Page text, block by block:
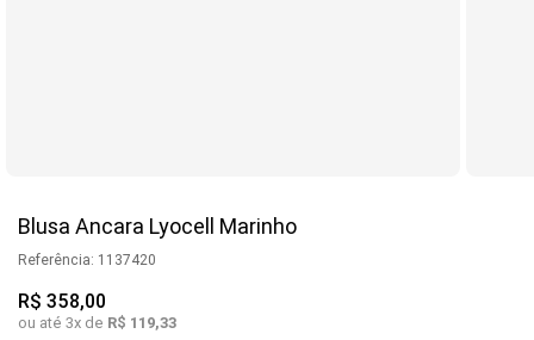
Blusa Ancara Lyocell Marinho
Referência: 1137420
R$ 358,00
ou até 3x de R$ 119,33